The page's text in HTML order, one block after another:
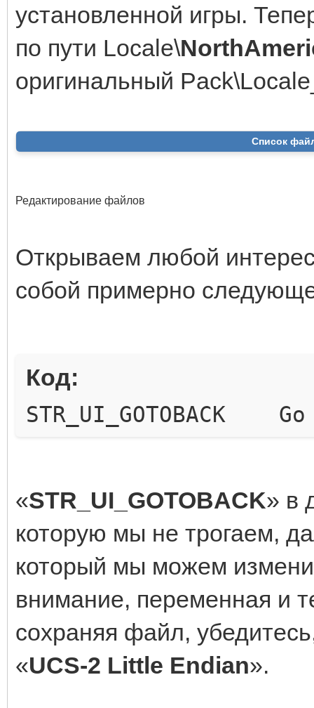
установленной игры.
по пути Locale\
оригинальный
Список
Редактирование файлов
Открываем любой
собой примерно
Код:
STR_UI_GOTOBACK
«STR_UI_GOTOBACK» в
которую мы не трогаем,
который мы можем
внимание, переменная и
сохраняя файл,
«UCS-2 Little Endian».